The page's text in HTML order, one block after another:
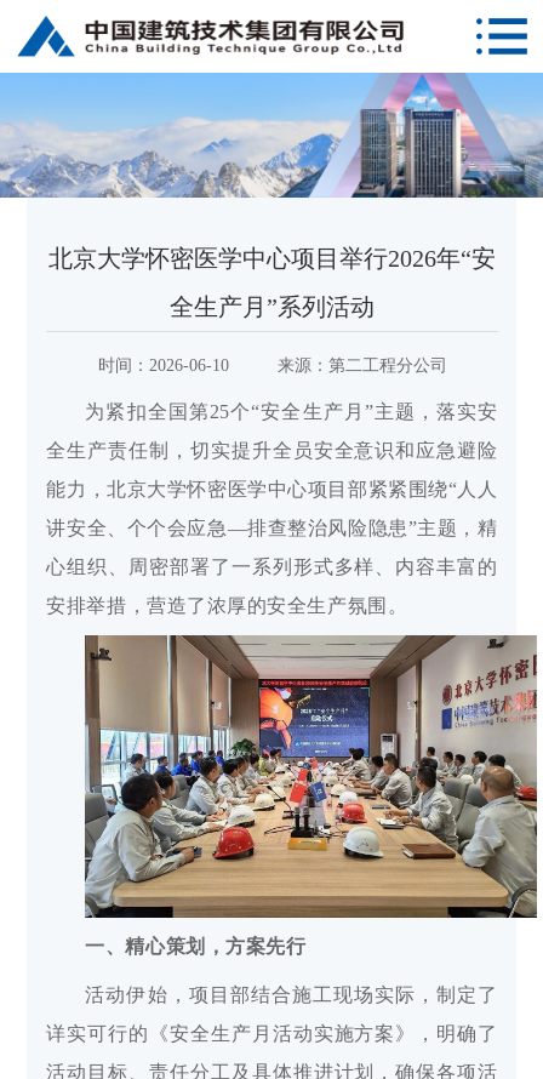
北京大学怀密医学中心项目举行2026年“安
全生产月”系列活动
时间： 2026-06-10 来源： 第二工程分公司
为紧扣全国第25个“安全生产月”主题，落实安
全生产责任制，切实提升全员安全意识和应急避险
能力，北京大学怀密医学中心项目部紧紧围绕“人人
讲安全、个个会应急—排查整治风险隐患”主题，精
心组织、周密部署了一系列形式多样、内容丰富的
安排举措，营造了浓厚的安全生产氛围。
一、精心策划，方案先行
活动伊始，项目部结合施工现场实际，制定了
详实可行的《安全生产月活动实施方案》，明确了
活动目标、责任分工及具体推进计划，确保各项活